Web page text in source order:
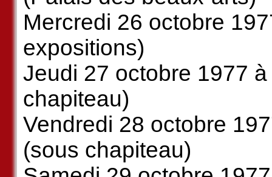
Mercredi 26 octobre
expositions)
Jeudi 27 octobre 1977
chapiteau)
Vendredi 28 octobre
(sous chapiteau)